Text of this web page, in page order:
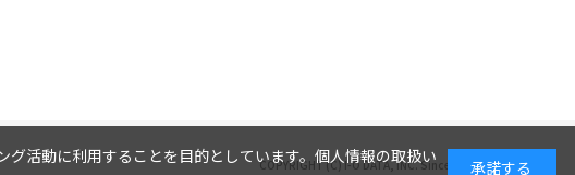
COPYRIGHT (C) I-O DATA, INC. Since 2005.9.19
活動に利用することを目的としています。個人情報の取扱い
承諾する